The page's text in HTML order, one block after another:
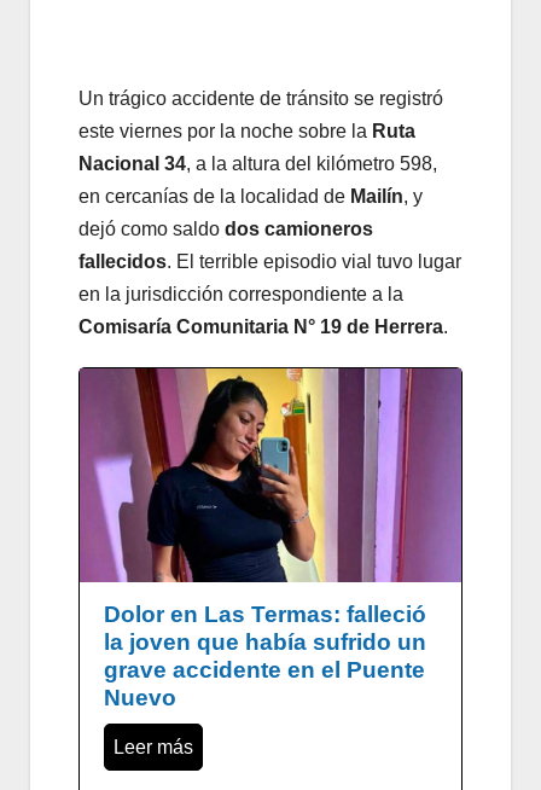
Un trágico accidente de tránsito se registró
este viernes por la noche sobre la Ruta
Nacional 34, a la altura del kilómetro 598,
en cercanías de la localidad de Mailín, y
dejó como saldo dos camioneros
fallecidos. El terrible episodio vial tuvo lugar
en la jurisdicción correspondiente a la
Comisaría Comunitaria N° 19 de Herrera.
Dolor en Las Termas: falleció
la joven que había sufrido un
grave accidente en el Puente
Nuevo
Leer más